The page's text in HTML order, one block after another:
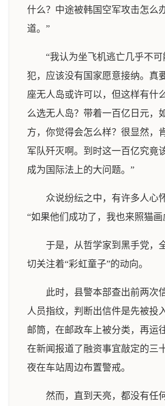
什么？中途被韩国空军攻击怎么
道。”
“我认为坐飞机逃亡几乎不
犯，应该没有国家愿意接纳。真
座无人岛或许可以，但这样有什
么选无人岛？带着一百亿日元，
方，你觉得会怎么样？很显然，
军队歼灭啊。到时这一百亿究竟
成为国际法上的大问题。”
众说纷纭之中，有许多人心
“如果他们成功了，我也来照猫画
于是，从哲学家到黑手党，
切关注着“彩虹童子”的动向。
此时，县警本部查出前两次
人员指纹，判断出信件是先被投
邮筒，在邮政车上被分类，再运
在新闻报道了融资事宜敲定的三
夜在车站周边布置警戒。
然而，直到天亮，都没有任